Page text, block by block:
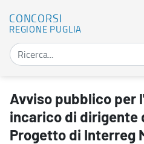
CONCORSI
REGIONE PUGLIA
Avviso pubblico per l'affidamento
Avviso pubblico per
incarico di dirigente
Progetto di Interreg